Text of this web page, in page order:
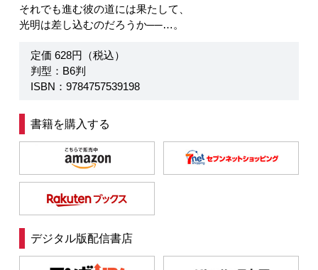
それでも進む彼の道には果たして、
光明は差し込むのだろうか──…。
定価 628円（税込）
判型：B6判
ISBN：9784757539198
書籍を購入する
デジタル版配信書店